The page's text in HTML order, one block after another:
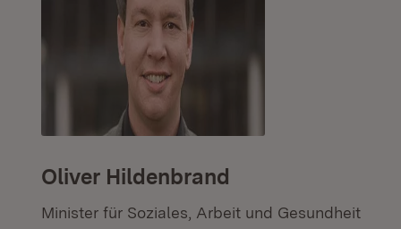
Oliver Hildenbrand
Minister für Soziales, Arbeit und Gesundheit